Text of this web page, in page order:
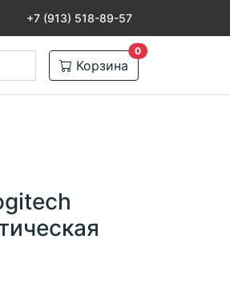
+7 (913) 518-89-57
Корзина
0товаров в корзине